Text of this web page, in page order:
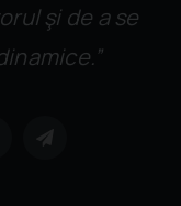
şi de a se